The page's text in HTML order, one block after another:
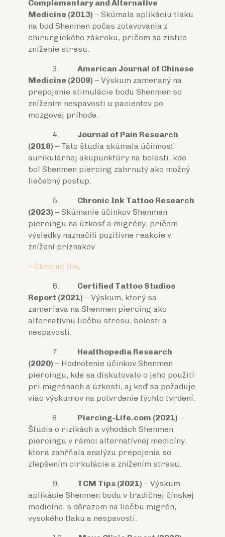
Complementary and Alternative
Medicine (2013) – Skúmala aplikáciu tlaku
na bod Shenmen počas zotavovania z
chirurgického zákroku, pričom sa zistilo
zníženie stresu.
3. American Journal of Chinese
Medicine (2009) – Výskum zameraný na
prepojenie stimulácie bodu Shenmen so
znížením nespavosti u pacientov po
mozgovej príhode.
4. Journal of Pain Research
(2018) – Táto štúdia skúmala účinnosť
aurikulárnej akupunktúry na bolesti, kde
bol Shenmen piercing zahrnutý ako možný
liečebný postup.
5. Chronic Ink Tattoo Research
(2023) – Skúmanie účinkov Shenmen
piercingu na úzkosť a migrény, pričom
výsledky naznačili pozitívne reakcie v
znížení príznakov
– Chronic Ink.
6. Certified Tattoo Studios
Report (2021) – Výskum, ktorý sa
zameriava na Shenmen piercing ako
alternatívnu liečbu stresu, bolesti a
nespavosti.
7. Healthopedia Research
(2020) – Hodnotenie účinkov Shenmen
piercingu, kde sa diskutovalo o jeho použití
pri migrénach a úzkosti, aj keď sa požaduje
viac výskumov na potvrdenie týchto tvrdení.
8. Piercing-Life.com (2021) –
Štúdia o rizikách a výhodách Shenmen
piercingu v rámci alternatívnej medicíny,
ktorá zahŕňala analýzu prepojenia so
zlepšením cirkulácie a znížením stresu.
9. TCM Tips (2021) – Výskum
aplikácie Shenmen bodu v tradičnej čínskej
medicíne, s dôrazom na liečbu migrén,
vysokého tlaku a nespavosti.